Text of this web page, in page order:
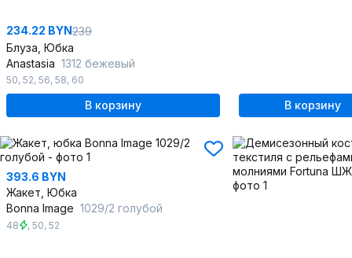
234.22 BYN239
Блуза, Юбка
Anastasia 1312 бежевый
50, 52, 56, 58, 60
В корзину В корзину
393.6 BYN
Жакет, Юбка
Bonna Image 1029/2 голубой
48 , 50, 52